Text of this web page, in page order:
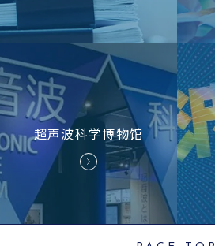
超声波科学博物馆